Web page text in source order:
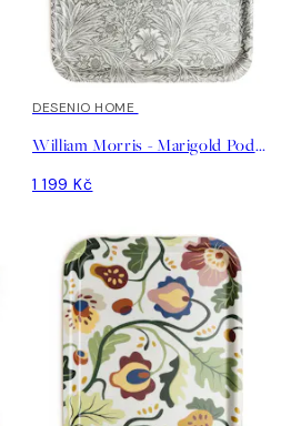
DESENIO HOME
William Morris - Marigold Podnos
1 199 Kč